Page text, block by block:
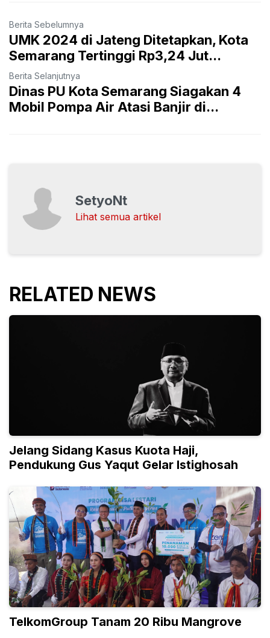
Berita Sebelumnya
UMK 2024 di Jateng Ditetapkan, Kota
Semarang Tertinggi Rp3,24 Jut...
Berita Selanjutnya
Dinas PU Kota Semarang Siagakan 4
Mobil Pompa Air Atasi Banjir di...
SetyoNt
Lihat semua artikel
RELATED NEWS
Jelang Sidang Kasus Kuota Haji,
Pendukung Gus Yaqut Gelar Istighosah
TelkomGroup Tanam 20 Ribu Mangrove